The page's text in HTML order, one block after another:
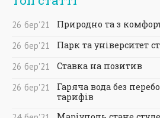
26 бер'21
Природно та з
26 бер'21
Парк та університет
26 бер'21
Ставка на позитив
26 бер'21
Гаряча вода без
тарифів